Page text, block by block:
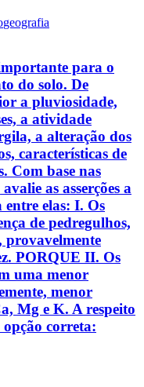
geografia
para o
do solo. De
a pluviosidade,
a atividade
a alteração dos
características de
Com base nas
as asserções a
entre elas: I. Os
de pedregulhos,
provavelmente
PORQUE II. Os
uma menor
menor
Mg e K. A respeito
opção correta: